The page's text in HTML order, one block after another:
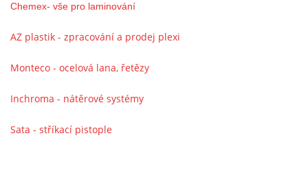
Chemex- vše pro laminování
AZ plastik - zpracování a prodej plexi
Monteco - ocelová lana, řetězy
Inchroma - nátěrové systémy
Sata - stříkací pistople